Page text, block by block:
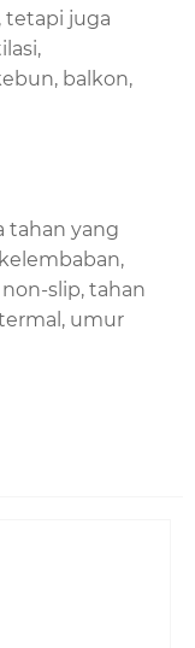
tetapi juga
balkon,
tahan yang
slip, tahan
umur